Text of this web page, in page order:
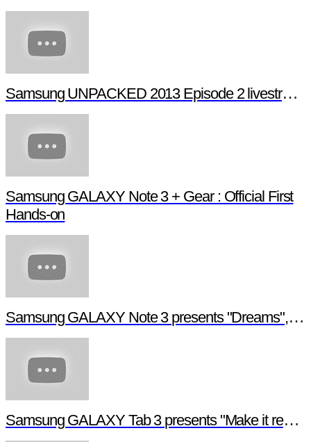
Samsung UNPACKED 2013 Episode 2 livestream (full length)
Samsung GALAXY Note 3 + Gear : Official First
Hands-on
Samsung GALAXY Note 3 presents "Dreams", a digital short film
Samsung GALAXY Tab 3 presents "Make it real", a digital short film